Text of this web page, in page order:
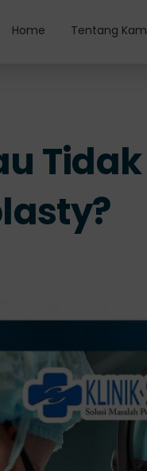
Home Tentang